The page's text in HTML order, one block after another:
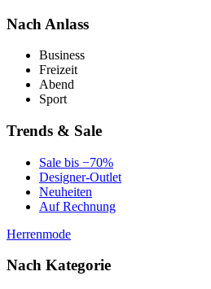
Nach Anlass
Business
Freizeit
Abend
Sport
Trends & Sale
Sale bis −70%
Designer-Outlet
Neuheiten
Auf Rechnung
Herrenmode
Nach Kategorie